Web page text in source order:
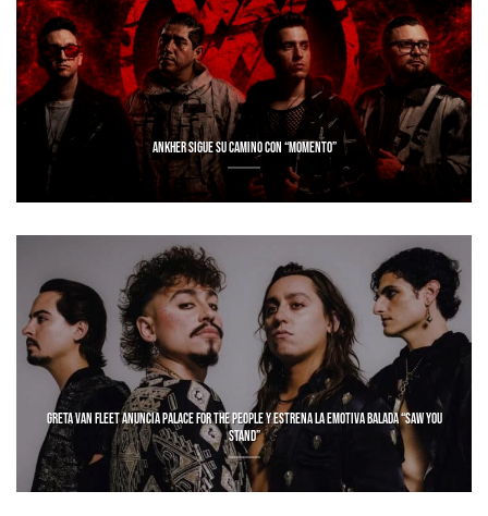
ANKHER SIGUE SU CAMINO CON “MOMENTO”
GRETA VAN FLEET ANUNCIA PALACE FOR THE PEOPLE Y ESTRENA LA EMOTIVA BALADA “SAW YOU
STAND”